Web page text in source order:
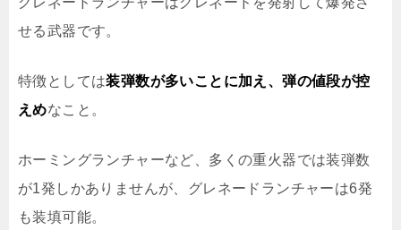
せる武器です。
特徴としては装弾数が多いことに加え、弾の値段が控
えめなこと。
ホーミングランチャーなど、多くの重火器では装弾数
が1発しかありませんが、グレネードランチャーは6発
も装填可能。